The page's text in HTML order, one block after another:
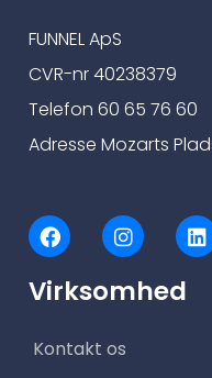
FUNNEL ApS
CVR-nr 40238379
Telefon 60 65 76 60
Adresse Mozarts
F
a
e
b
o
I
n
t
a
r
L
i
Virksomhed
Kontakt os